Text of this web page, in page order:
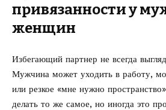
привязанности у
женщин
Избегающий партнер не всегда
Мужчина может уходить в работу,
или резкое «мне нужно
делать то же самое, но иногда это